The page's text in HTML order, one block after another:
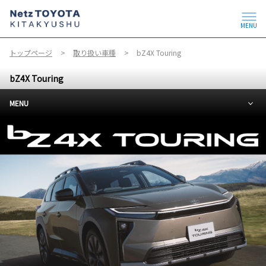
MENU
トップページ 取り扱い車種 bZ4X Touring
bZ4X Touring
MENU